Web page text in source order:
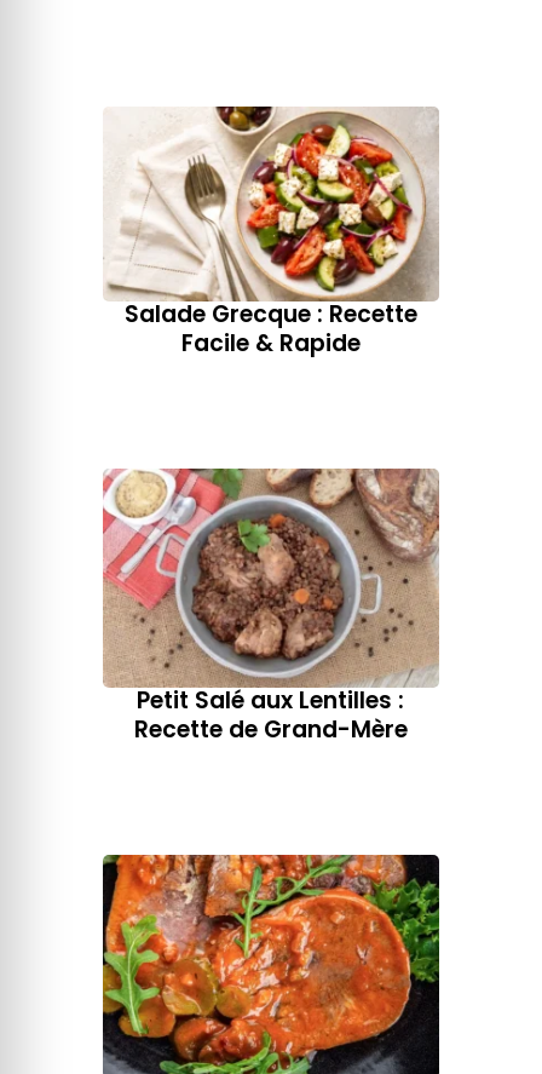
Salade Grecque : Recette
Facile & Rapide
Petit Salé aux Lentilles :
Recette de Grand-Mère